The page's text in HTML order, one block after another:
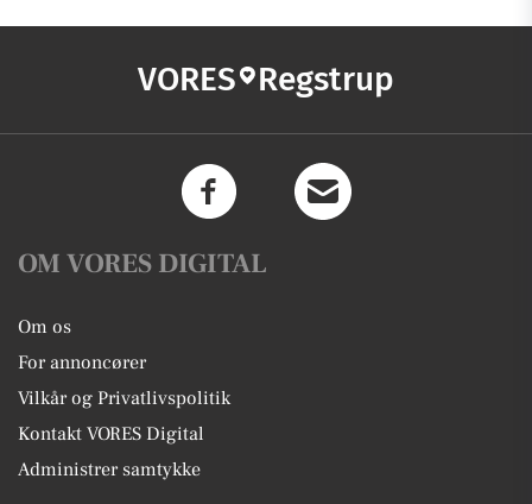
VORES Regstrup
OM VORES DIGITAL
Om os
For annoncører
Vilkår og Privatlivspolitik
Kontakt VORES Digital
Administrer samtykke